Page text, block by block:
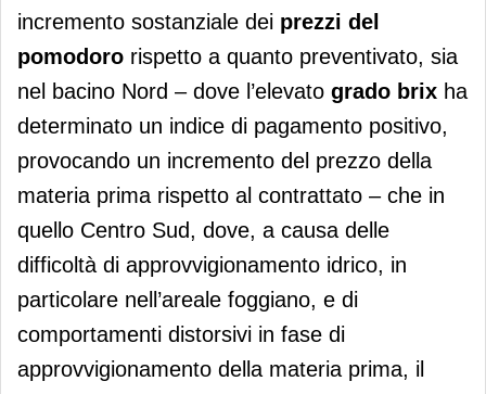
incremento sostanziale dei prezzi del
pomodoro rispetto a quanto preventivato, sia
nel bacino Nord – dove l’elevato grado brix ha
determinato un indice di pagamento positivo,
provocando un incremento del prezzo della
materia prima rispetto al contrattato – che in
quello Centro Sud, dove, a causa delle
difficoltà di approvvigionamento idrico, in
particolare nell’areale foggiano, e di
comportamenti distorsivi in fase di
approvvigionamento della materia prima, il